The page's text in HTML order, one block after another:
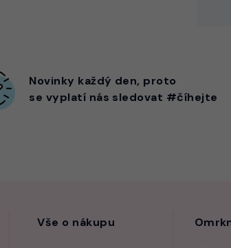
Novinky každý den, proto
se vyplatí nás sledovat #číhejte
Vše o nákupu